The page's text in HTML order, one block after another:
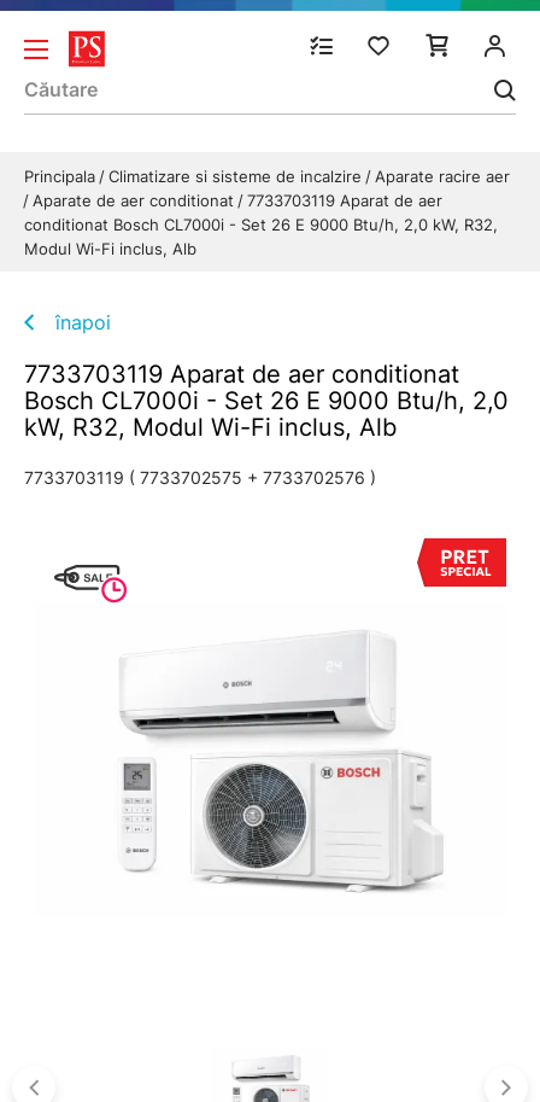
Principala Climatizare si sisteme de incalzire
Aparate racire aer
Aparate de aer conditionat
7733703119 Aparat de aer
conditionat Bosch CL7000i - Set 26 E 9000 Btu/h, 2,0 kW, R32,
Modul Wi-Fi inclus, Alb
înapoi
7733703119 Aparat de aer conditionat
Bosch CL7000i - Set 26 E 9000 Btu/h, 2,0
kW, R32, Modul Wi-Fi inclus, Alb
7733703119 ( 7733702575 + 7733702576 )